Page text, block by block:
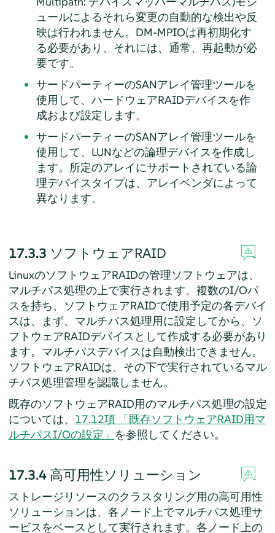
ュールによるそれら変更の自動的な検出や反
映は行われません。DM-MPIOは再初期化す
る必要があり、それには、通常、再起動が必
要です。
サードパーティーのSANアレイ管理ツールを
使用して、ハードウェアRAIDデバイスを作
成および設定します。
サードパーティーのSANアレイ管理ツールを
使用して、LUNなどの論理デバイスを作成し
ます。所定のアレイにサポートされている論
理デバイスタイプは、アレイベンダによって
異なります。
17.3.3 ソフトウェアRAID
LinuxのソフトウェアRAIDの管理ソフトウェアは、
マルチパス処理の上で実行されます。複数のI/Oパ
スを持ち、ソフトウェアRAIDで使用予定の各デバイ
スは、まず、マルチパス処理用に設定してから、ソ
フトウェアRAIDデバイスとして作成する必要があり
ます。マルチパスデバイスは自動検出できません。
ソフトウェアRAIDは、その下で実行されているマル
チパス処理管理を認識しません。
既存のソフトウェアRAID用のマルチパス処理の設定
については、 17.12項 「既存ソフトウェアRAID用マ
ルチパスI/Oの設定」 を参照してください。
17.3.4 高可用性ソリューション
ストレージリソースのクラスタリング用の高可用性
ソリューションは、各ノード上でマルチパス処理サ
ービスをベースとして実行されます。各ノード上の